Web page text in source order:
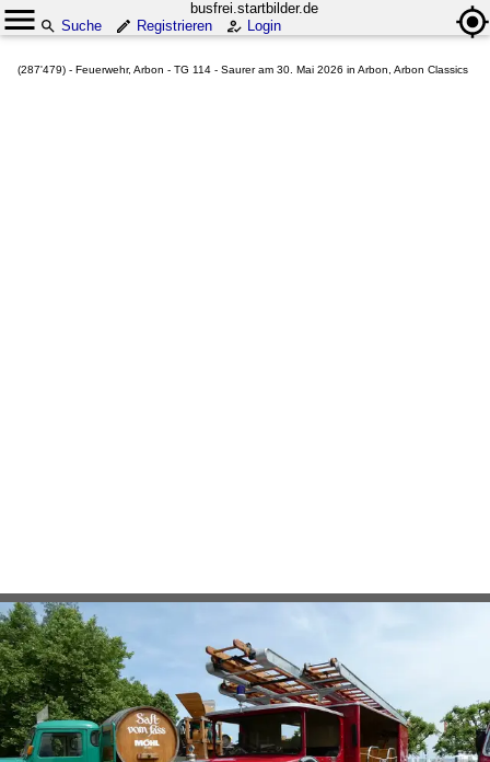
busfrei.startbilder.de
Suche
Registrieren Login
(287'479) - Feuerwehr, Arbon - TG 114 - Saurer am 30. Mai 2026 in Arbon, Arbon Classics